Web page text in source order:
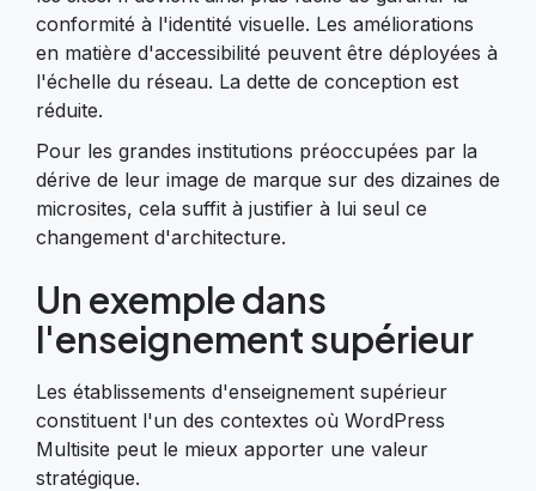
conformité à l'identité visuelle. Les améliorations
en matière d'accessibilité peuvent être déployées à
l'échelle du réseau. La dette de conception est
réduite.
Pour les grandes institutions préoccupées par la
dérive de leur image de marque sur des dizaines de
microsites, cela suffit à justifier à lui seul ce
changement d'architecture.
Un exemple dans
l'enseignement supérieur
Les établissements d'enseignement supérieur
constituent l'un des contextes où WordPress
Multisite peut le mieux apporter une valeur
stratégique.